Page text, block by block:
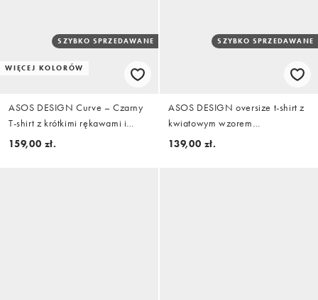
WIĘCEJ KOLORÓW
SZYBKO SPRZEDAWANE
ASOS DESIGN Curve – Czarny
T-shirt z krótkimi rękawami i
koronkowym wykończeniem
159,00 zł.
SZYBKO SPRZEDAWANE
ASOS DESIGN oversize t-shirt z
kwiatowym wzorem
szydełkowym w bieli
139,00 zł.